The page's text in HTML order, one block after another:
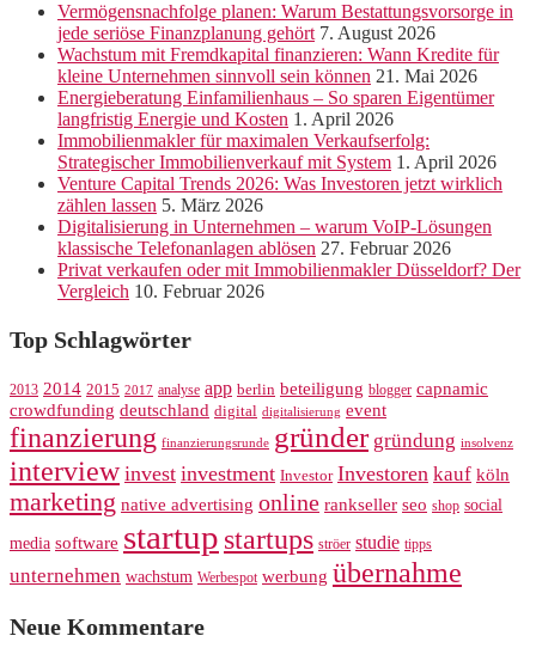
Vermögensnachfolge planen: Warum Bestattungsvorsorge in
jede seriöse Finanzplanung gehört 7. August 2026
Wachstum mit Fremdkapital finanzieren: Wann Kredite für
kleine Unternehmen sinnvoll sein können 21. Mai 2026
Energieberatung Einfamilienhaus – So sparen Eigentümer
langfristig Energie und Kosten 1. April 2026
Immobilienmakler für maximalen Verkaufserfolg:
Strategischer Immobilienverkauf mit System 1. April 2026
Venture Capital Trends 2026: Was Investoren jetzt wirklich
zählen lassen 5. März 2026
Digitalisierung in Unternehmen – warum VoIP-Lösungen
klassische Telefonanlagen ablösen 27. Februar 2026
Privat verkaufen oder mit Immobilienmakler Düsseldorf? Der
Vergleich 10. Februar 2026
Top Schlagwörter
2013 2014 2015 2017 analyse app berlin beteiligung blogger capnamic
crowdfunding deutschland digital digitalisierung event
finanzierung finanzierungsrunde gründer gründung insolvenz
interview invest investment Investor Investoren kauf köln
marketing native advertising online rankseller seo shop social
media software startup startups ströer studie tipps
unternehmen wachstum Werbespot werbung übernahme
Neue Kommentare